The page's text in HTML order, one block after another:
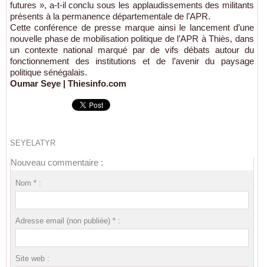
futures », a-t-il conclu sous les applaudissements des militants
présents à la permanence départementale de l’APR.
Cette conférence de presse marque ainsi le lancement d’une
nouvelle phase de mobilisation politique de l’APR à Thiès, dans
un contexte national marqué par de vifs débats autour du
fonctionnement des institutions et de l’avenir du paysage
politique sénégalais.
Oumar Seye | Thiesinfo.com
SEYELATYR
Nouveau commentaire :
Nom * :
Adresse email (non publiée) * :
Site web :